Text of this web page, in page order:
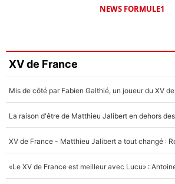
NEWS FORMULE1
XV de France